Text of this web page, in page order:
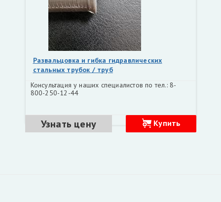
Развальцовка и гибка гидравлических
стальных трубок / труб
Консультация у наших специалистов по тел.: 8-
800-250-12-44
Узнать цену Купить